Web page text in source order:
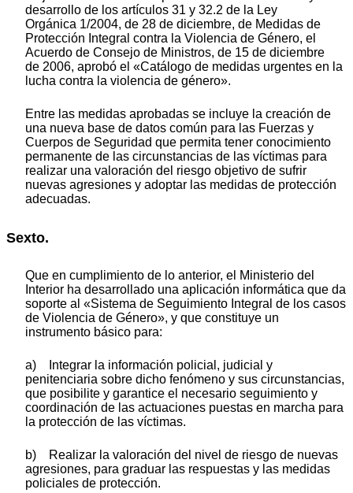
desarrollo de los artículos 31 y 32.2 de la Ley
Orgánica 1/2004, de 28 de diciembre, de Medidas de
Protección Integral contra la Violencia de Género, el
Acuerdo de Consejo de Ministros, de 15 de diciembre
de 2006, aprobó el «Catálogo de medidas urgentes en la
lucha contra la violencia de género».
Entre las medidas aprobadas se incluye la creación de
una nueva base de datos común para las Fuerzas y
Cuerpos de Seguridad que permita tener conocimiento
permanente de las circunstancias de las víctimas para
realizar una valoración del riesgo objetivo de sufrir
nuevas agresiones y adoptar las medidas de protección
adecuadas.
Sexto.
Que en cumplimiento de lo anterior, el Ministerio del
Interior ha desarrollado una aplicación informática que da
soporte al «Sistema de Seguimiento Integral de los casos
de Violencia de Género», y que constituye un
instrumento básico para:
a) Integrar la información policial, judicial y
penitenciaria sobre dicho fenómeno y sus circunstancias,
que posibilite y garantice el necesario seguimiento y
coordinación de las actuaciones puestas en marcha para
la protección de las víctimas.
b) Realizar la valoración del nivel de riesgo de nuevas
agresiones, para graduar las respuestas y las medidas
policiales de protección.